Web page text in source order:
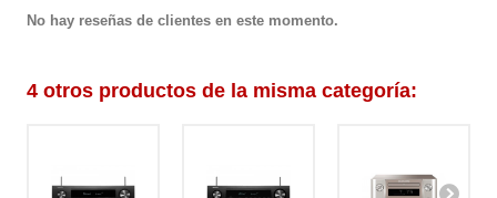
No hay reseñas de clientes en este momento.
4 otros productos de la misma categoría: